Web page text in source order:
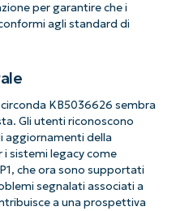
per garantire che i
agli standard di
KB5036626 sembra
Gli utenti riconoscono
aggiornamenti della
i sistemi legacy come
che ora sono supportati
segnalati associati a
a una prospettiva